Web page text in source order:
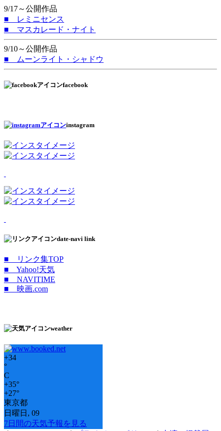
9/17～公開作品
■ レミニセンス
■ マスカレード・ナイト
9/10～公開作品
■ ムーンライト・シャドウ
facebook
instagram
date-navi link
■ リンク集TOP
■ Yahoo!天気
■ NAVITIME
■ 映画.com
weather
+34
°
C
+35°
+27°
東京都
日曜日, 09
7日間の天気予報を見る